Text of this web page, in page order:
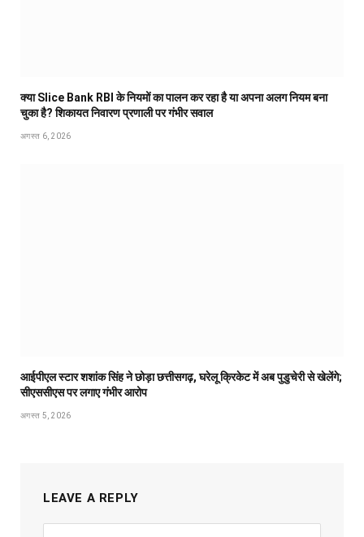
क्या Slice Bank RBI के नियमों का पालन कर रहा है या अपना अलग नियम बना
चुका है? शिकायत निवारण प्रणाली पर गंभीर सवाल
अगस्त 6, 2026
आईपीएल स्टार शशांक सिंह ने छोड़ा छत्तीसगढ़, घरेलू क्रिकेट में अब पुडुचेरी से खेलेंगे;
सीएससीएस पर लगाए गंभीर आरोप
अगस्त 5, 2026
LEAVE A REPLY